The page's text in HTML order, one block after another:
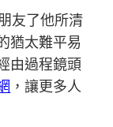
友了他所清
猶太難平易
由過程鏡頭
，讓更多人